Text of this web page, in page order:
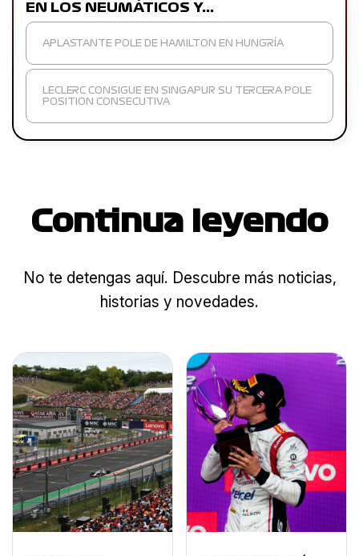
EN LOS NEUMÁTICOS Y…
APLASTANTE POLE DE HAMILTON EN HUNGRÍA
LECLERC CONSIGUE EN SINGAPUR SU TERCERA POLE
POSITION CONSECUTIVA
Continua leyendo
No te detengas aquí. Descubre más noticias,
historias y novedades.